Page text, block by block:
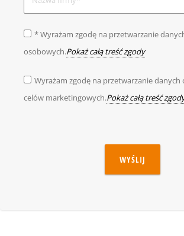
* Wyrażam zgodę na przetwarzanie
osobowych.Pokaż całą treść zgody
Wyrażam zgodę na przetwarzanie danych
celów marketingowych.Pokaż całą treść
WYŚLIJ